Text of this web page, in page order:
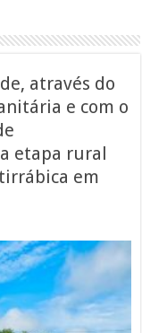
através do
e com o
etapa rural
em